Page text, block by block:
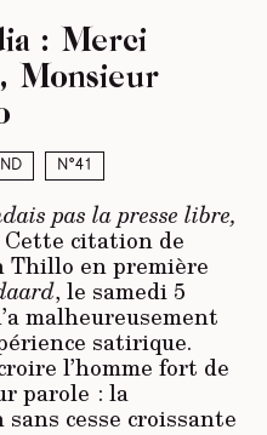
N°41
: Merci
Monsieur
pas la presse libre,
Cette citation de
Thillo en première
, le samedi 5
malheureusement
satirique.
l’homme fort de
parole : la
cesse croissante